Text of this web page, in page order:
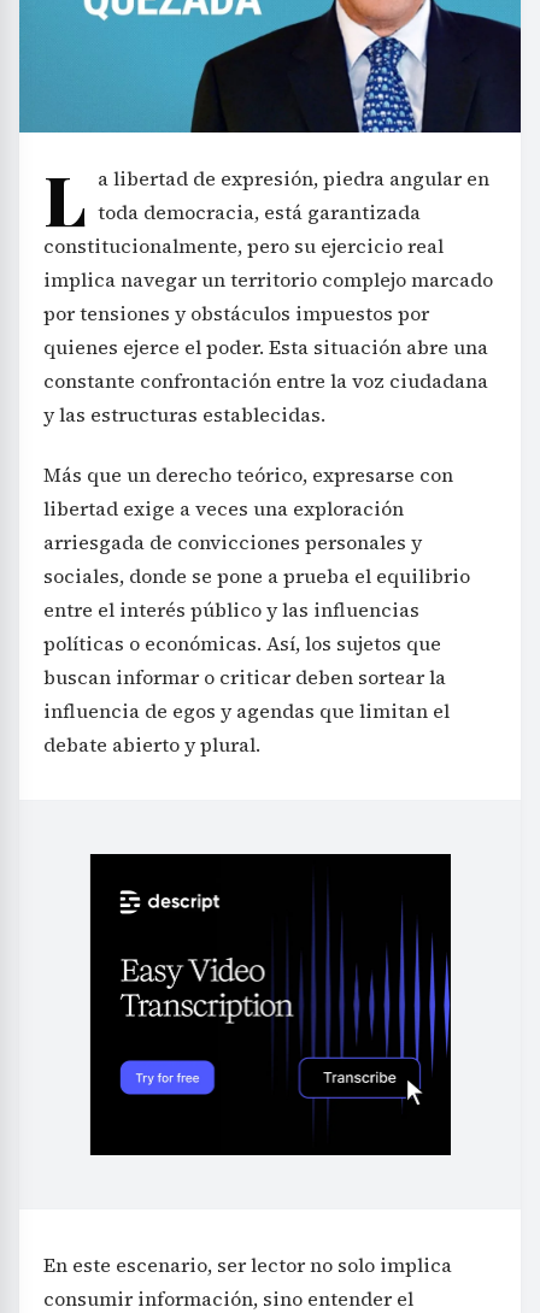
L a libertad de expresión, piedra angular en
toda democracia, está garantizada
constitucionalmente, pero su ejercicio real
implica navegar un territorio complejo marcado
por tensiones y obstáculos impuestos por
quienes ejerce el poder. Esta situación abre una
constante confrontación entre la voz ciudadana
y las estructuras establecidas.
Más que un derecho teórico, expresarse con
libertad exige a veces una exploración
arriesgada de convicciones personales y
sociales, donde se pone a prueba el equilibrio
entre el interés público y las influencias
políticas o económicas. Así, los sujetos que
buscan informar o criticar deben sortear la
influencia de egos y agendas que limitan el
debate abierto y plural.
En este escenario, ser lector no solo implica
consumir información, sino entender el